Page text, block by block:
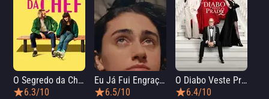
O Segredo da Chef
6.3/10
Eu Já Fui Engraçada
6.5/10
O Diabo Veste Prada 2
6.4/10